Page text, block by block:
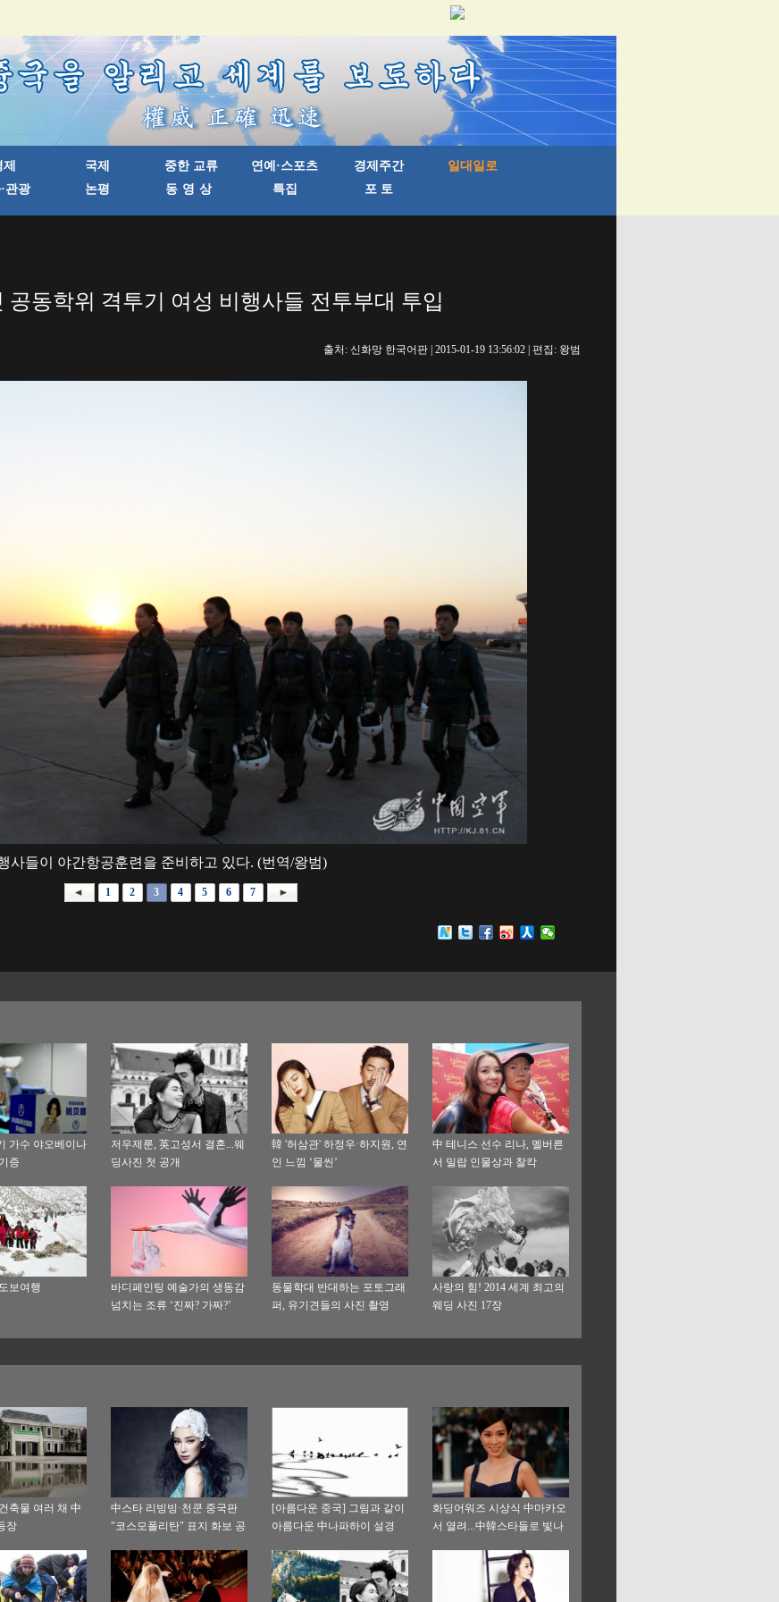
공동학위 격투기 여성 비행사들 전투부대 투입
출처: 신화망 한국어판 | 2015-01-19 13:56:02 | 편집: 왕범
사들이 야간항공훈련을 준비하고 있다. (번역/왕범)
1 2 3 4 5 6 7
가수 야오베이나
증
저우제룬, 英고성서 결혼...웨
딩사진 첫 공개
韓 '허삼관' 하정우·하지원, 연
인 느낌 ‘물씬’
中 테니스 선수 리나, 멜버른
서 밀랍 인물상과 찰칵
보여행
바디페인팅 예술가의 생동감
넘치는 조류 ‘진짜? 가짜?’
동물학대 반대하는 포토그래
퍼, 유기견들의 사진 촬영
사랑의 힘! 2014 세계 최고의
웨딩 사진 17장
축물 여러 채 中
장
中스타 리빙빙·천쿤 중국판
"코스모폴리탄" 표지 화보 공
[아름다운 중국] 그림과 같이
아름다운 中나파하이 설경
화딩어워즈 시상식 中마카오
서 열려...中韓스타들로 빛나